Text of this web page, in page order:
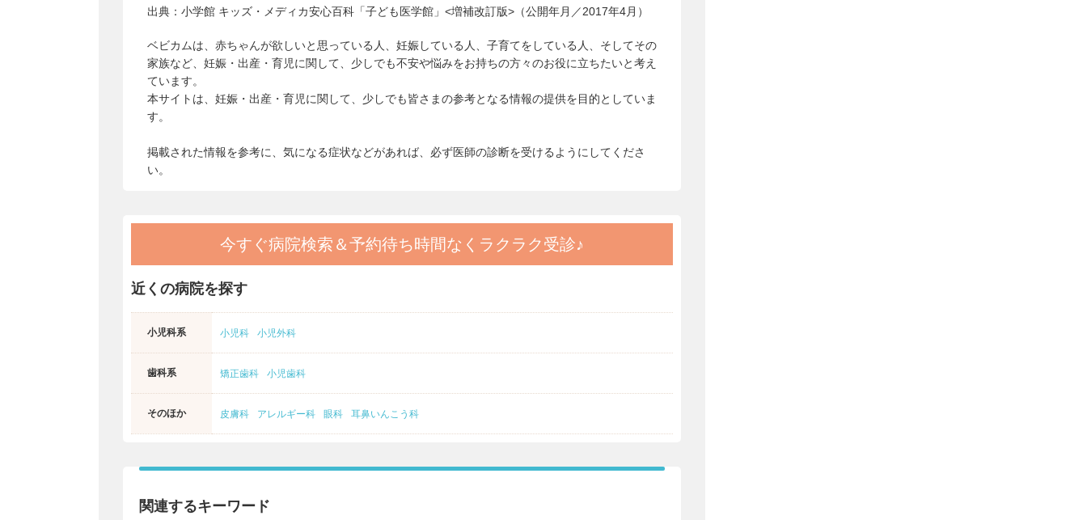
出典： 小学館 キッズ・メディカ安心百科「子ども医学館」<増補改訂版>（公開年月／2017年4月）
ベビカムは、赤ちゃんが欲しいと思っている人、妊娠している人、子育てをしている人、そしてその
家族など、妊娠・出産・育児に関して、少しでも不安や悩みをお持ちの方々のお役に立ちたいと考え
ています。
本サイトは、妊娠・出産・育児に関して、少しでも皆さまの参考となる情報の提供を目的としていま
す。
掲載された情報を参考に、気になる症状などがあれば、必ず医師の診断を受けるようにしてくださ
い。
今すぐ病院検索＆予約待ち時間なくラクラク受診♪
近くの病院を探す
小児科系 小児科 小児外科
歯科系 矯正歯科 小児歯科
そのほか 皮膚科 アレルギー科 眼科 耳鼻いんこう科
関連するキーワード